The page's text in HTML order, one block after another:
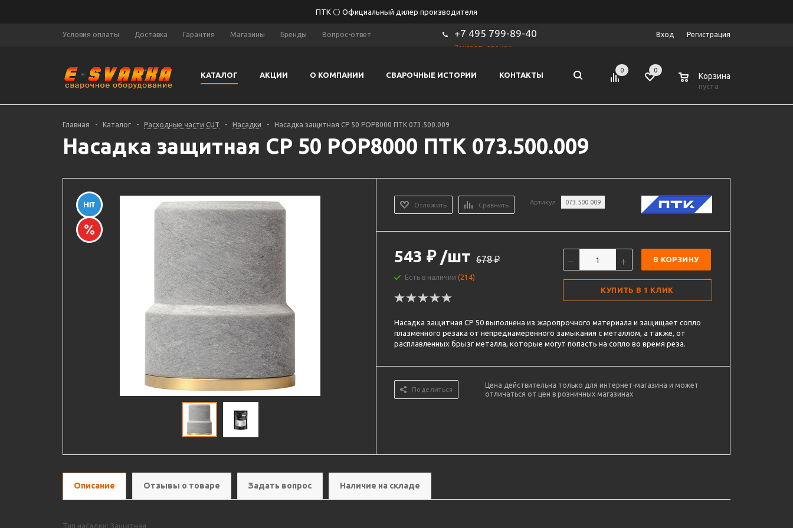
ПТК ⚪ Официальный дилер производителя
Условия оплаты Доставка Гарантия Магазины Бренды Вопрос-ответ +7 495 799-89-40
Заказать звонок
Вход Регистрация
КАТАЛОГ АКЦИИ О КОМПАНИИ СВАРОЧНЫЕ ИСТОРИИ КОНТАКТЫ
0 0
Корзина
пуста
Главная - Каталог - Расходные части CUT - Насадки - Насадка защитная CP 50 POP8000 ПТК 073.500.009
Насадка защитная CP 50 POP8000 ПТК 073.500.009
Отложить Сравнить Артикул 073.500.009
543 ₽ /шт 678₽
Есть в наличии(214)
В КОРЗИНУ
КУПИТЬ В 1 КЛИК
Насадка защитная CP 50 выполнена из жаропрочного материала и защищает сопло
плазменного резака от непреднамеренного замыкания с металлом, а также, от
расплавленных брызг металла, которые могут попасть на сопло во время реза.
Поделиться
Цена действительна только для интернет-магазина и может
отличаться от цен в розничных магазинах
Описание Отзывы о товаре Задать вопрос Наличие на складе
Тип насадки: Защитная